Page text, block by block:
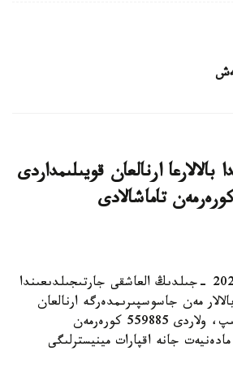
بالالارعا ارنالعان قويىلىمداردى
استانا. قازاقپارات - 2026 -جىلدىڭ العاشقى جارتىجىلدىعىندا
مەن جاسوسپىرىمدەرگە ارنالعان
3948 سپەكتاكل قويىلىپ، ولاردى 559885 كورەرمەن
جانە اقپارات مينيسترلىگى